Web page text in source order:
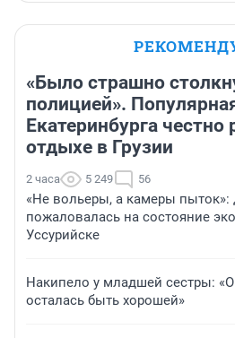
«Было страшно
полицией».
Екатеринбурга честно
отдыхе в Грузии
2 часа 5 249 56
«Не вольеры, а камеры пыток»:
пожаловалась на состояние
Уссурийске
Накипело у младшей сестры:
осталась быть хорошей»